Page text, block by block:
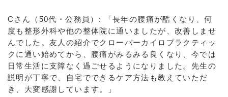
Cさん（50代・公務員）: 「長年の腰痛が酷くなり、何
度も整形外科や他の整体院に通いましたが、改善しませ
んでした。友人の紹介でクローバーカイロプラクティッ
クに通い始めてから、腰痛がみるみる良くなり、今では
日常生活に支障なく過ごせるようになりました。先生の
説明が丁寧で、自宅でできるケア方法も教えていただ
き、大変感謝しています。」